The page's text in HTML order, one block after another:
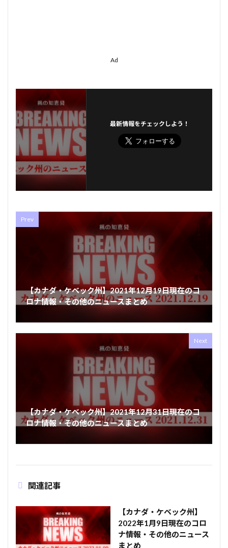
Ad
最新情報をチェックしよう！
Prev
【カナダ・ケベック州】2021年12月19日現在のコ
ロナ情報・その他のニュースまとめ
Next
【カナダ・ケベック州】2021年12月31日現在のコ
ロナ情報・その他のニュースまとめ
関連記事
【カナダ・ケベック州】
2022年1月9日現在のコロ
ナ情報・その他のニュース
まとめ